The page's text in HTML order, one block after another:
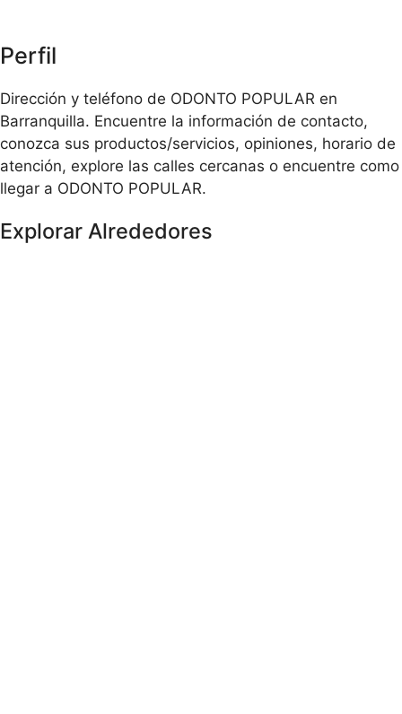
Perfil
Dirección y teléfono de ODONTO POPULAR en
Barranquilla. Encuentre la información de contacto,
conozca sus productos/servicios, opiniones, horario de
atención, explore las calles cercanas o encuentre como
llegar a ODONTO POPULAR.
Explorar Alrededores